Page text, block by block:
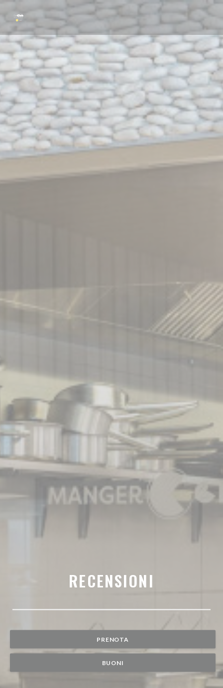
Personalizzazione delle tue scelte sui cookie
RECENSIONI
PRENOTA
BUONI